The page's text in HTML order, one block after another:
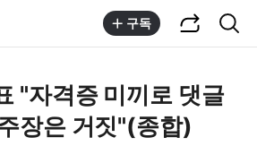
구독
"자격증 미끼로 댓글
장은 거짓"(종합)